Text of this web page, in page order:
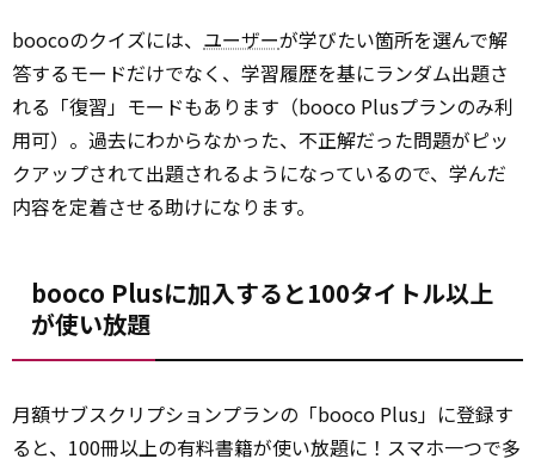
boocoのクイズには、 ユーザーが学びたい箇所を選んで解
答するモードだけでなく、学習履歴を基にランダム出題さ
れる「復習」モードもあります（booco Plusプランのみ利
用可）。過去にわからなかった、不正解だった問題がピッ
クアップされて出題されるようになっているので、学んだ
内容を定着させる助けになります。
booco Plusに加入すると100タイトル以上
が使い放題
月額サブスクリプションプランの「booco Plus」に登録す
ると、100冊以上の有料書籍が使い放題に！スマホ一つで多